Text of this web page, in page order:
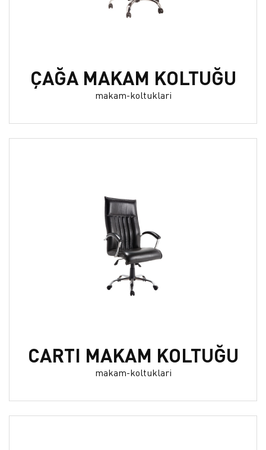
ÇAĞA MAKAM KOLTUĞU
makam-koltuklari
CARTI MAKAM KOLTUĞU
makam-koltuklari